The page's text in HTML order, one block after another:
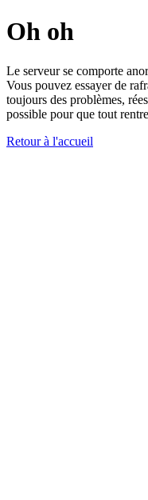
Oh oh
Le serveur se comporte
Vous pouvez essayer de
toujours des problèmes,
possible pour que tout
Retour à l'accueil